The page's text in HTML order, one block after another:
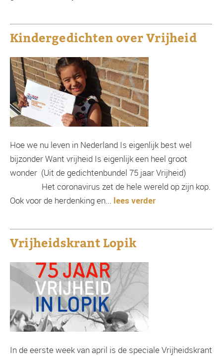
Kindergedichten over Vrijheid
Hoe we nu leven in Nederland Is eigenlijk best wel
bijzonder Want vrijheid Is eigenlijk een heel groot
wonder (Uit de gedichtenbundel 75 jaar Vrijheid)
Het coronavirus zet de hele wereld op zijn kop.
Ook voor de herdenking en... lees verder
Vrijheidskrant Lopik
In de eerste week van april is de speciale Vrijheidskrant